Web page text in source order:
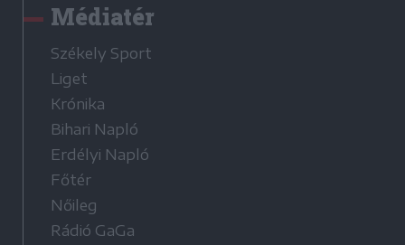
Médiatér
Székely Sport
Liget
Krónika
Bihari Napló
Erdélyi Napló
Főtér
Nőileg
Rádió GaGa